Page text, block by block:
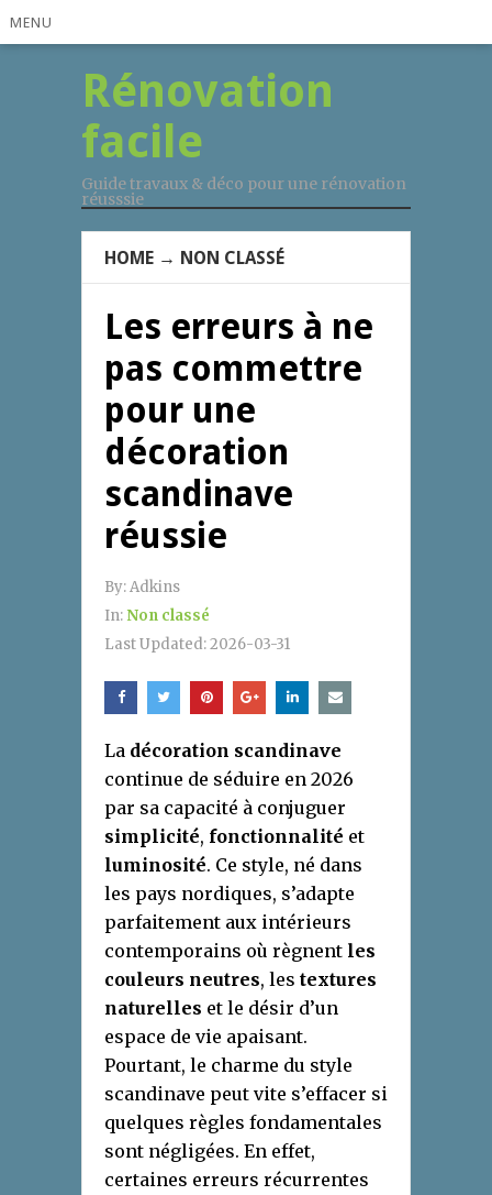
MENU
Rénovation
facile
Guide travaux & déco pour une rénovation
réusssie
HOME → NON CLASSÉ
Les erreurs à ne
pas commettre
pour une
décoration
scandinave
réussie
By:Adkins
In:Non classé
Last Updated:2026-03-31
La décoration scandinave
continue de séduire en 2026
par sa capacité à conjuguer
simplicité, fonctionnalité et
luminosité. Ce style, né dans
les pays nordiques, s’adapte
parfaitement aux intérieurs
contemporains où règnent les
couleurs neutres, les textures
naturelles et le désir d’un
espace de vie apaisant.
Pourtant, le charme du style
scandinave peut vite s’effacer si
quelques règles fondamentales
sont négligées. En effet,
certaines erreurs récurrentes